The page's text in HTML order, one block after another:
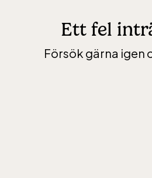
Ett fel
Försök gärna igen